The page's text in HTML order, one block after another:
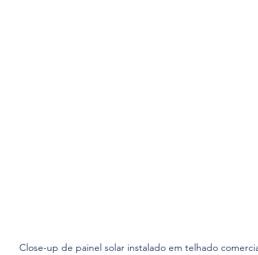
Close-up de painel solar instalado em telhado